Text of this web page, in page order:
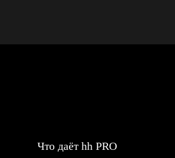
Что даёт hh PRO